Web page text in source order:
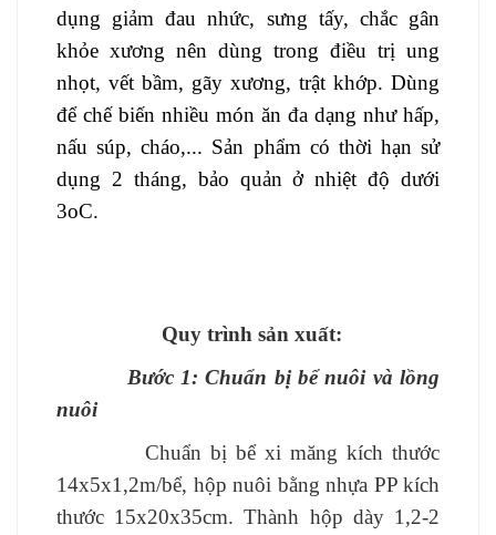
dụng giảm đau nhức, sưng tấy, chắc gân
khỏe xương nên dùng trong điều trị ung
nhọt, vết bầm, gãy xương, trật khớp. Dùng
để chế biến nhiều món ăn đa dạng như hấp,
nấu súp, cháo,... Sản phẩm có thời hạn sử
dụng 2 tháng, bảo quản ở nhiệt độ dưới
3oC.
Quy trình sản xuất:
Bước 1: Chuẩn bị bể nuôi và lồng
nuôi
Chuẩn bị bể xi măng kích thước
14x5x1,2m/bể, hộp nuôi bằng nhựa PP kích
thước 15x20x35cm. Thành hộp dày 1,2-2